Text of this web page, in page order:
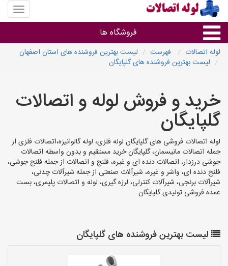
منوی
سایت
فروشگاه ها
لوله و اتصالات
سایر گروه ها
لوله اتصالات فهرست
لیست بهترین فروشنده های استان اصفهان
لیست بهترین فروشنده های گلپایگان
خرید و فروش لوله و اتصالات
گلپایگان
لوله اتصالات فروشی های گلپایگان لوله فلزی، لوله گالوانیزه،اتصالات فلزی از
جمله اتصالات مانیسمان، گلپایگان خرید مستقیم و بدون واسطه اتصالات
جوشی درزدار، اتصالات دنده ای و غیره، فلنج و اتصالات از جمله فلنج جوشی،
فلنج دنده ای، واشر و غیره، شیرآلات صنعتی از جمله شیرآلات چدنی،
شیرآلات برنجی، شیرآلات کنترلی، لرزه گیری، لوله و اتصالات پلیمری، بست
عمده فروشی تولیدی گلپایگان
لیست بهترین فروشنده های گلپایگان